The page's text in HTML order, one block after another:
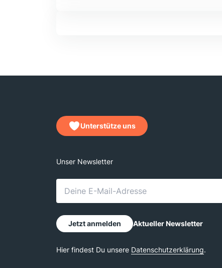
Unterstütze uns